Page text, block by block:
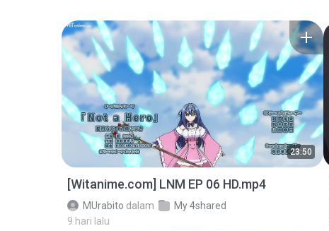
23:50
[Witanime.com] LNM EP 06 HD.mp4
MUrabito dalam
My 4shared
9 hari lalu